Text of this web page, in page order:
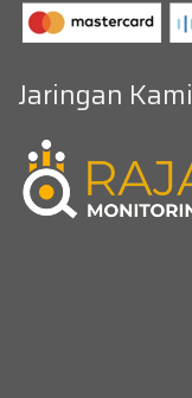
Jaringan Kami